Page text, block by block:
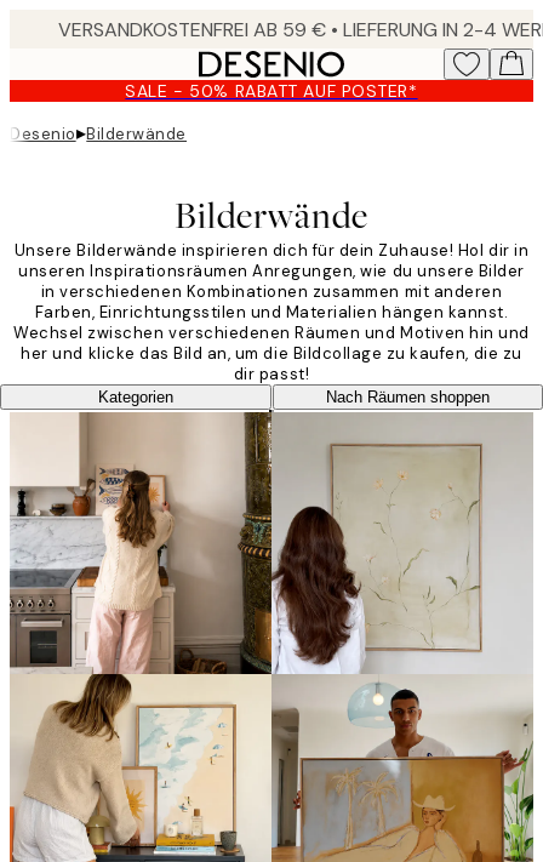
content.
SALE - 50% RABATT AUF POSTER*
Desenio▸Bilderwände
Bilderwände
Unsere Bilderwände inspirieren dich für dein Zuhause! Hol dir in
unseren Inspirationsräumen Anregungen, wie du unsere Bilder
in verschiedenen Kombinationen zusammen mit anderen
Farben, Einrichtungsstilen und Materialien hängen kannst.
Wechsel zwischen verschiedenen Räumen und Motiven hin und
her und klicke das Bild an, um die Bildcollage zu kaufen, die zu
dir passt!
Kategorien Nach Räumen shoppen